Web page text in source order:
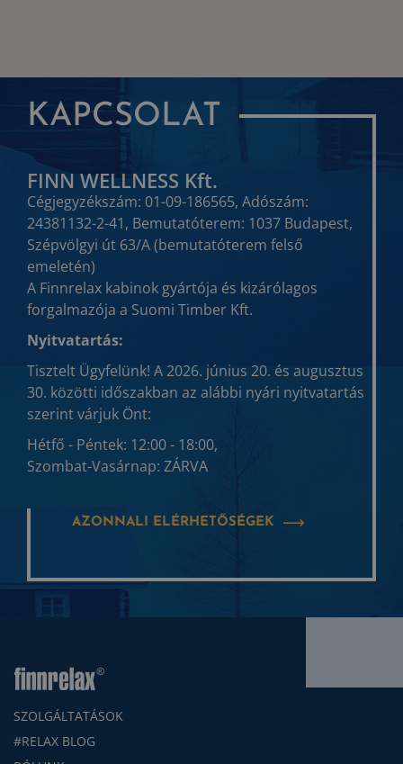
KAPCSOLAT
FINN WELLNESS Kft.
Cégjegyzékszám: 01-09-186565, Adószám:
24381132-2-41, Bemutatóterem: 1037 Budapest,
Szépvölgyi út 63/A (bemutatóterem felső
emeletén)
A Finnrelax kabinok gyártója és kizárólagos
forgalmazója a Suomi Timber Kft.
Nyitvatartás:
Tisztelt Ügyfelünk! A 2026. június 20. és augusztus
30. közötti időszakban az alábbi nyári nyitvatartás
szerint várjuk Önt:
Hétfő - Péntek: 12:00 - 18:00,
Szombat-Vasárnap: ZÁRVA
AZONNALI ELÉRHETŐSÉGEK
SZOLGÁLTATÁSOK
#RELAX BLOG